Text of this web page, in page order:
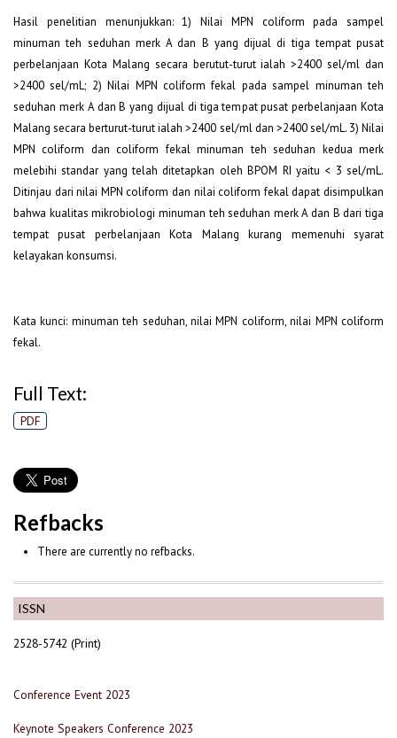
ISSN
2528-5742 (Print)
Conference Event 2023
Keynote Speakers Conference 2023
Hasil penelitian menunjukkan: 1) Nilai MPN coliform pada sampel
minuman teh seduhan merk A dan B yang dijual di tiga tempat pusat
perbelanjaan Kota Malang secara berutut-turut ialah >2400 sel/ml dan
>2400 sel/mL; 2) Nilai MPN coliform fekal pada sampel minuman teh
seduhan merk A dan B yang dijual di tiga tempat pusat perbelanjaan Kota
Malang secara berturut-turut ialah >2400 sel/ml dan >2400 sel/mL. 3) Nilai
MPN coliform dan coliform fekal minuman teh seduhan kedua merk
melebihi standar yang telah ditetapkan oleh BPOM RI yaitu < 3 sel/mL.
Ditinjau dari nilai MPN coliform dan nilai coliform fekal dapat disimpulkan
bahwa kualitas mikrobiologi minuman teh seduhan merk A dan B dari tiga
tempat pusat perbelanjaan Kota Malang kurang memenuhi syarat
kelayakan konsumsi.
Kata kunci: minuman teh seduhan, nilai MPN coliform, nilai MPN coliform
fekal.
Full Text:
PDF
Refbacks
There are currently no refbacks.